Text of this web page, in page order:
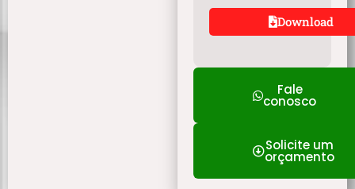
Download
Fale
conosco
Solicite um
orçamento